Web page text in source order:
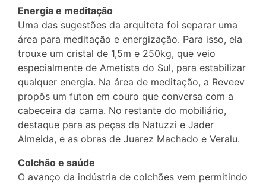
Energia e meditação
Uma das sugestões da arquiteta foi separar uma
área para meditação e energização. Para isso, ela
trouxe um cristal de 1,5m e 250kg, que veio
especialmente de Ametista do Sul, para estabilizar
qualquer energia. Na área de meditação, a Reveev
propôs um futon em couro que conversa com a
cabeceira da cama. No restante do mobiliário,
destaque para as peças da Natuzzi e Jader
Almeida, e as obras de Juarez Machado e Veralu.
Colchão e saúde
O avanço da indústria de colchões vem permitindo